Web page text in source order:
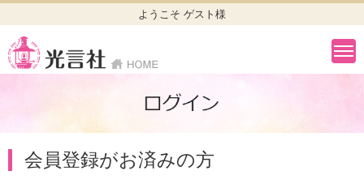
ようこそ ゲスト様
会員登録がお済みの方